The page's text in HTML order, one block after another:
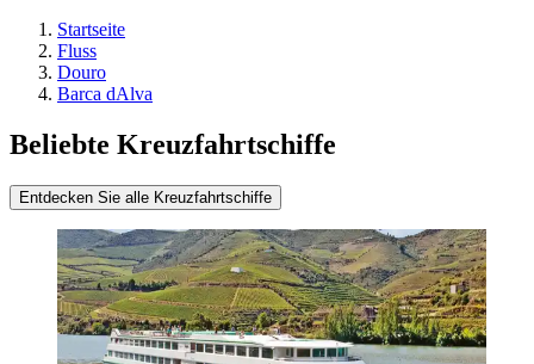
Startseite
Fluss
Douro
Barca dAlva
Beliebte Kreuzfahrtschiffe
Entdecken Sie alle Kreuzfahrtschiffe